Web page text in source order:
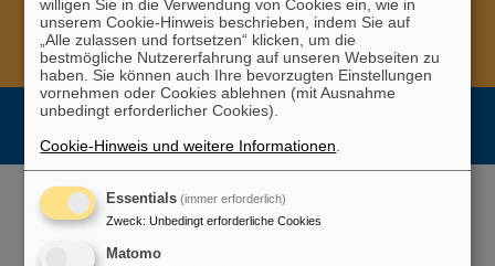
Cookie Einstellungen Cookie-Hinweise
Sitemap
Impressum
Datenschutz
Haftungsausschluss
Urheberrecht
Erklärung zur Barrierefreiheit
willigen Sie in die Verwendung von Cookies ein, wie in
unserem Cookie-Hinweis beschrieben, indem Sie auf
„Alle zulassen und fortsetzen“ klicken, um die
bestmögliche Nutzererfahrung auf unseren Webseiten zu
haben. Sie können auch Ihre bevorzugten Einstellungen
vornehmen oder Cookies ablehnen (mit Ausnahme
unbedingt erforderlicher Cookies).
Cookie-Hinweis und weitere Informationen
Essentials (immer erforderlich)
Zweck: Unbedingt erforderliche Cookies
Matomo